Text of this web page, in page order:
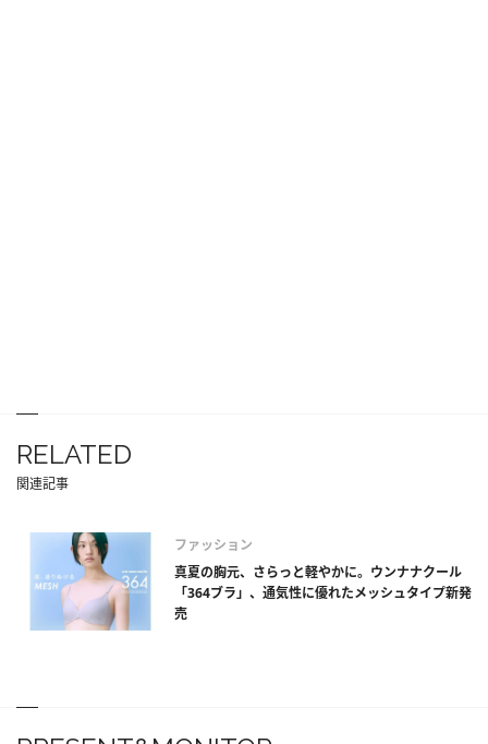
RELATED
関連記事
ファッション
真夏の胸元、さらっと軽やかに。ウンナナクール
「364ブラ」、通気性に優れたメッシュタイプ新発
売